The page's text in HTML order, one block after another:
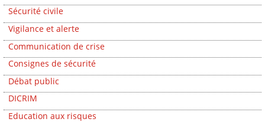
Sécurité civile
Vigilance et alerte
Communication de crise
Consignes de sécurité
Débat public
DICRIM
Education aux risques